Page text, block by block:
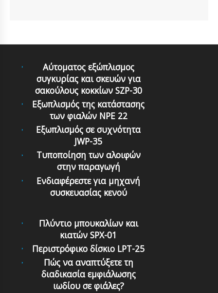
Αύτοματος εξώπλισμος
συγκυρίας και σκευών για
σακούλους κοκκίων SZP-30
Εξωπλισμός της κατάστασης
των φιαλών NPE 22
Εξωπλισμός σε συχνότητα
JWP-35
Τυποποίηση των αλοιφών
στην παραγωγή
Ενδιαφέρεστε για μηχανή
συσκευασίας κενού
Πλύντιο μπουκαλίων και
κιατών SPX-01
Περιστρόφικο δίσκιο LPT-25
Πώς να αναπτύξετε τη
διαδικασία εμφιάλωσης
ιωδίου σε φιάλες?